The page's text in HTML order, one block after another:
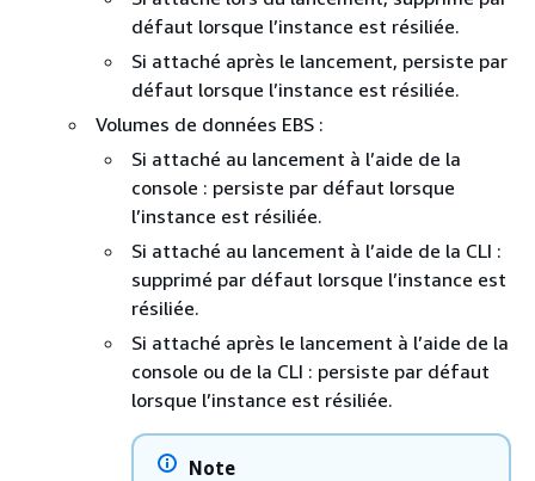
défaut lorsque l’instance est résiliée.
Si attaché après le lancement, persiste par
défaut lorsque l’instance est résiliée.
Volumes de données EBS :
Si attaché au lancement à l’aide de la
console : persiste par défaut lorsque
l’instance est résiliée.
Si attaché au lancement à l’aide de la CLI :
supprimé par défaut lorsque l’instance est
résiliée.
Si attaché après le lancement à l’aide de la
console ou de la CLI : persiste par défaut
lorsque l’instance est résiliée.
Note